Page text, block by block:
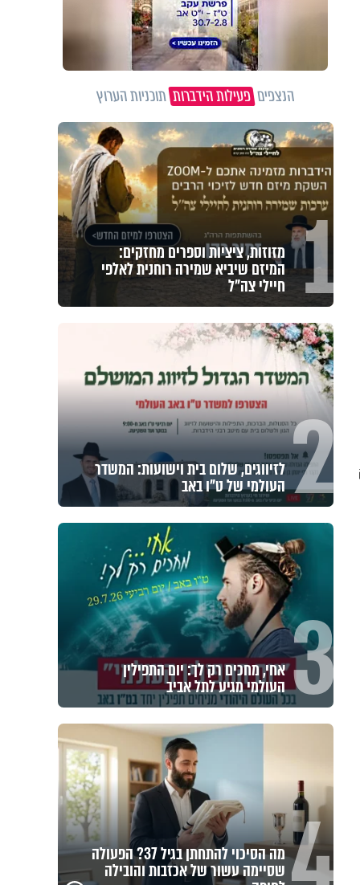
הנצפיםפעילות הידברותתוכניות הערוץ
1 מזוזות, ציציות וספרים מחזקים:
המיזם שיביא שמירה רוחנית לאלפי
חיילי צה"ל
2 לזיווגים, שלום בית וישועות: המשדר
העולמי של ט"ו באב
3 אחי, מחכים רק לך: יום התפילין
העולמי מגיע לתל אביב
מה הסיכוי להתחתן בגיל 37? הפעולה
שסיימה עשור של אכזבות והובילה